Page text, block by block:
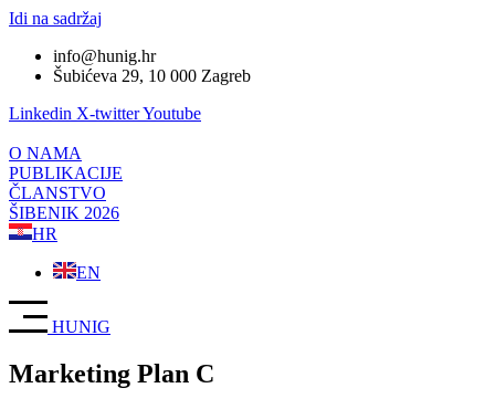
Idi na sadržaj
info@hunig.hr
Šubićeva 29, 10 000 Zagreb
Linkedin X-twitterYoutube
O NAMA
PUBLIKACIJE
ČLANSTVO
ŠIBENIK 2026
HR
EN
HUNIG
Marketing Plan C